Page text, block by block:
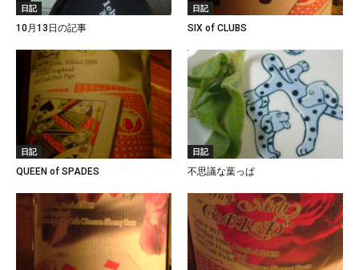
日記
10月13日の記事
日記
SIX of CLUBS
日記
QUEEN of SPADES
日記
不思議な葉っぱ